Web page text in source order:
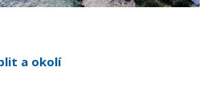
a okolí